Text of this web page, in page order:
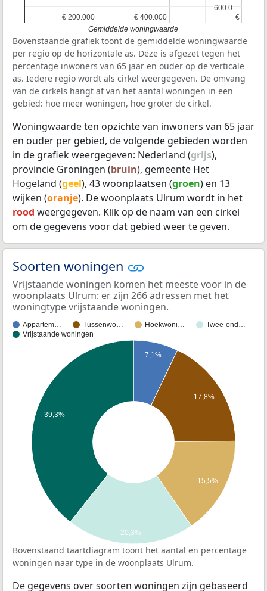
€ 200.000
€ 200.000 € 400.000
€ 400.000 €
€
600.0…
600.0…
Gemiddelde woningwaarde
Bovenstaande grafiek toont de gemiddelde woningwaarde
per regio op de horizontale as. Deze is afgezet tegen het
percentage inwoners van 65 jaar en ouder op de verticale
as. Iedere regio wordt als cirkel weergegeven. De omvang
van de cirkels hangt af van het aantal woningen in een
gebied: hoe meer woningen, hoe groter de cirkel.
Woningwaarde ten opzichte van inwoners van 65 jaar
en ouder per gebied, de volgende gebieden worden
in de grafiek weergegeven: Nederland (grijs),
provincie Groningen (bruin), gemeente Het
Hogeland (geel), 43 woonplaatsen (groen) en 13
wijken (oranje). De woonplaats Ulrum wordt in het
rood weergegeven. Klik op de naam van een cirkel
om de gegevens voor dat gebied weer te geven.
Soorten woningen
Vrijstaande woningen komen het meeste voor in de
woonplaats Ulrum: er zijn 266 adressen met het
woningtype vrijstaande woningen.
Appartem… Tussenwo… Hoekwoni…
Twee-ond…
Vrijstaande woningen
7,1%
17,8%
15,5%
39,3%
20,3%
Bovenstaand taartdiagram toont het aantal en percentage
woningen naar type in de woonplaats Ulrum.
De gegevens over soorten woningen zijn gebaseerd